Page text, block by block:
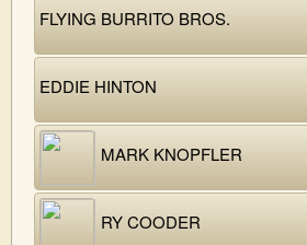
FLYING BURRITO BROS.
EDDIE HINTON
MARK KNOPFLER
RY COODER